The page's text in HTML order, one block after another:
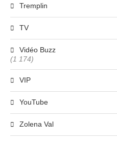
Tremplin
TV
Vidéo Buzz
(1 174)
VIP
YouTube
Zolena Val